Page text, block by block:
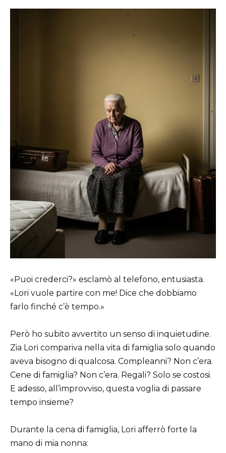
«Puoi crederci?» esclamò al telefono, entusiasta.
«Lori vuole partire con me! Dice che dobbiamo
farlo finché c’è tempo.»
Però ho subito avvertito un senso di inquietudine.
Zia Lori compariva nella vita di famiglia solo quando
aveva bisogno di qualcosa. Compleanni? Non c’era.
Cene di famiglia? Non c’era. Regali? Solo se costosi.
E adesso, all’improvviso, questa voglia di passare
tempo insieme?
Durante la cena di famiglia, Lori afferrò forte la
mano di mia nonna: